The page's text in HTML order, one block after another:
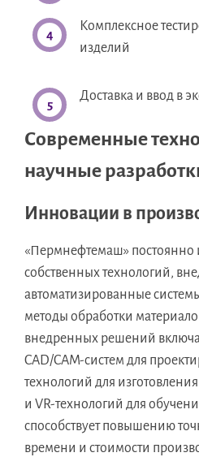
Комплексное
изделий
Доставка и ввод в
Современные
научные
Инновации в
«Пермнефтемаш» постоянно
собственных технологий,
автоматизированные
методы обработки
внедренных решений
CAD/CAM-систем для
технологий для
и VR-технологий для
способствует повышению
времени и стоимости